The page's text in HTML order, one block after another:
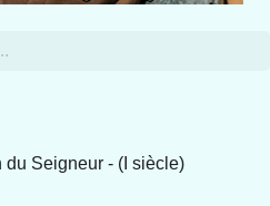
du Seigneur - (I siècle)